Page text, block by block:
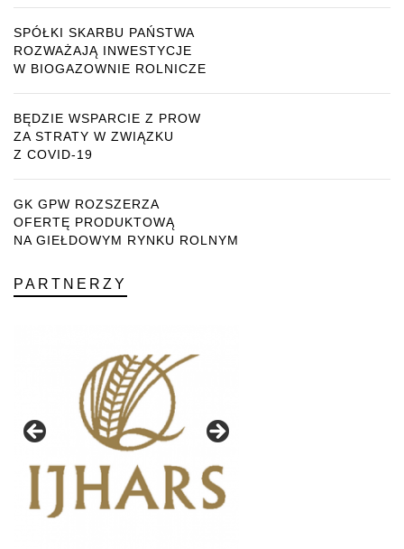
SPÓŁKI SKARBU PAŃSTWA
ROZWAŻAJĄ INWESTYCJE
W BIOGAZOWNIE ROLNICZE
BĘDZIE WSPARCIE Z PROW
ZA STRATY W ZWIĄZKU
Z COVID-19
GK GPW ROZSZERZA
OFERTĘ PRODUKTOWĄ
NA GIEŁDOWYM RYNKU ROLNYM
PARTNERZY